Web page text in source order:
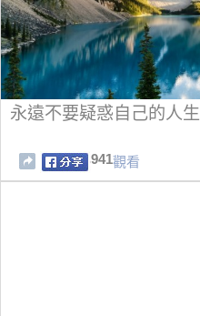
永遠不要疑惑自己的人生
941觀看